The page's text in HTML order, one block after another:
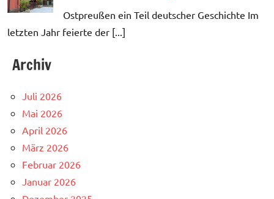
Ostpreußen ein Teil deutscher Geschichte Im
letzten Jahr feierte der [...]
Archiv
Juli 2026
Mai 2026
April 2026
März 2026
Februar 2026
Januar 2026